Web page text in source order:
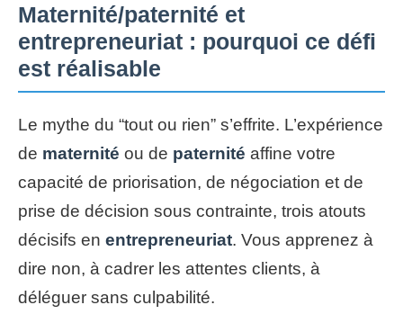
Maternité/paternité et
entrepreneuriat : pourquoi ce défi
est réalisable
Le mythe du “tout ou rien” s’effrite. L’expérience
de maternité ou de paternité affine votre
capacité de priorisation, de négociation et de
prise de décision sous contrainte, trois atouts
décisifs en entrepreneuriat. Vous apprenez à
dire non, à cadrer les attentes clients, à
déléguer sans culpabilité.